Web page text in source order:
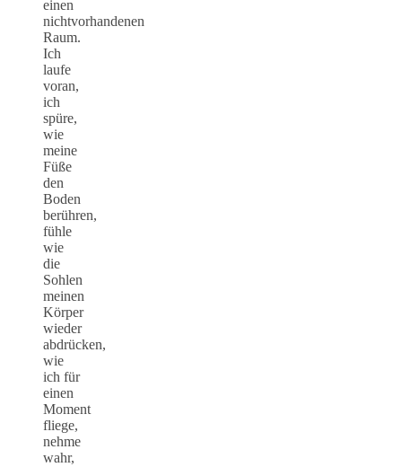
einen
nichtvorhandenen
Raum.
Ich
laufe
voran,
ich
spüre,
wie
meine
Füße
den
Boden
berühren,
fühle
wie
die
Sohlen
meinen
Körper
wieder
abdrücken,
wie
ich für
einen
Moment
fliege,
nehme
wahr,